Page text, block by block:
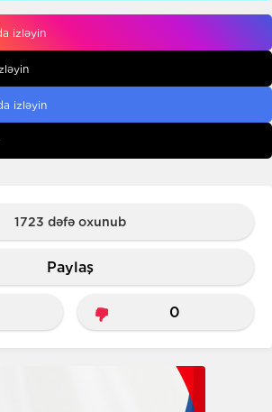
izləyin
izləyin
1723 dəfə oxunub
Paylaş
0